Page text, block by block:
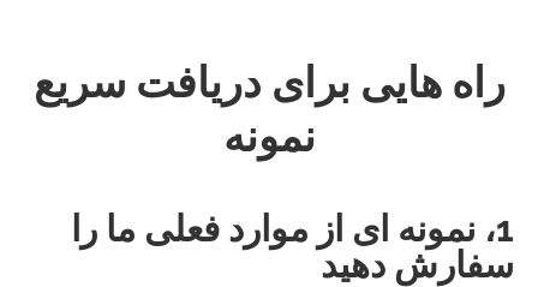
راه هایی برای دریافت سریع
نمونه
1، نمونه ای از موارد فعلی ما را
سفارش دهید